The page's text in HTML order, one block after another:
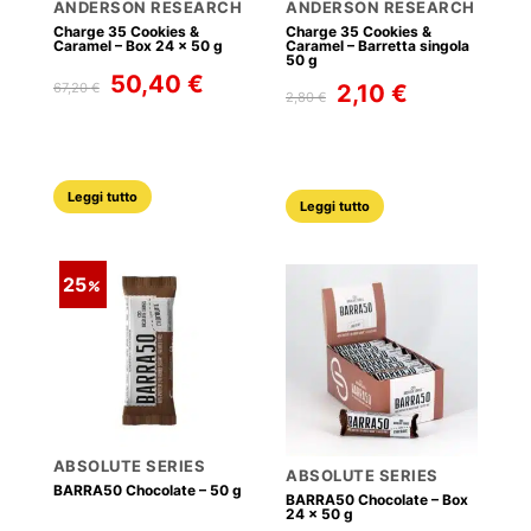
ANDERSON RESEARCH
Charge 35 Cookies &
Caramel – Box 24 x 50 g
67,20€
Il
67,20 €.
50,40 €Il
Leggi tutto
ANDERSON RESEARCH
Charge 35 Cookies &
Caramel – Barretta singola
50 g
2,80€
Il
2,80 €.
2,10€
Leggi tutto
25
ABSOLUTE SERIES
BARRA50 Chocolate – 50 g
ABSOLUTE SERIES
BARRA50 Chocolate – Box
24 x 50 g